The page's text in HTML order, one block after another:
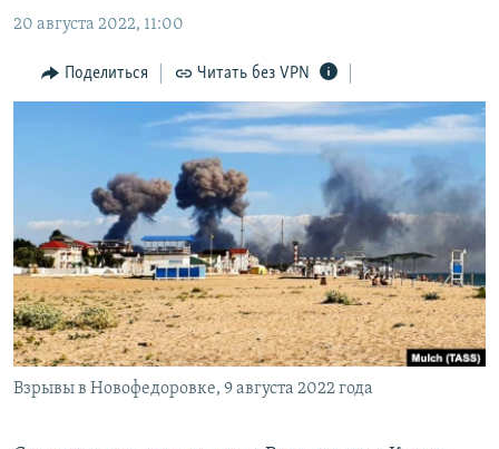
ТЕЛЕПРОЕКТ КРЫМ.РЕАЛИИ
СОВЕТЫ ПРАВОЗАЩИТНИКОВ
ПРОПАВШИЕ БЕЗ ВЕСТИ
ПОБЕДИТЕЛЕЙ НЕ СУДЯТ?
КРЫМ.НЕПОКОРЕННЫЙ
ELIFBE
УКРАИНСКАЯ ПРОБЛЕМА КРЫМА
КАК ОБОЙТИ БЛОКИРОВКУ
Українською
ПРИСОЕДИНЯЙТЕСЬ!
Все сайты RFE/RL
20 августа 2022, 11:00
Поделиться Читать без VPN
Взрывы в Новофедоровке, 9 августа 2022 года